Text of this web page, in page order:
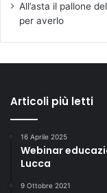
All’asta il pallone
per averlo
Articoli più letti
16 Aprile 2025
Webinar
Lucca
9 Ottobre 2021